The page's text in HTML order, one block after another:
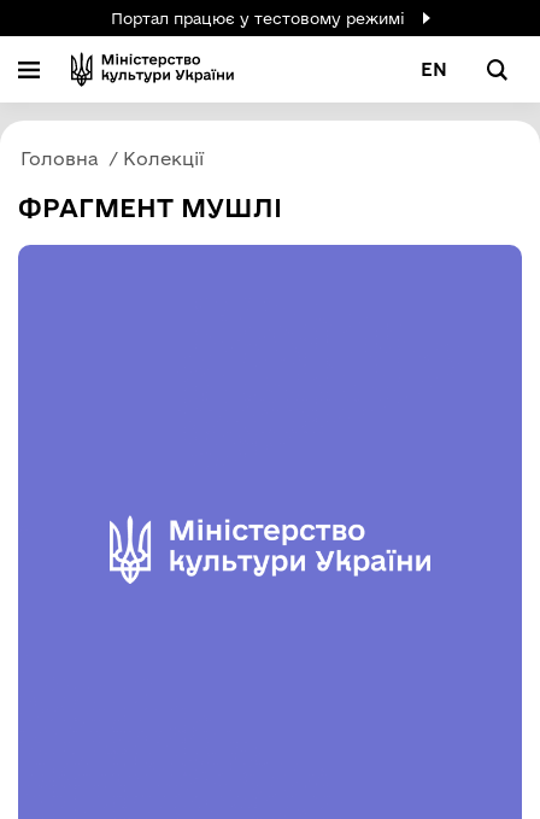
Портал працює у тестовому режимі
EN
Головна Колекції
ФРАГМЕНТ МУШЛІ